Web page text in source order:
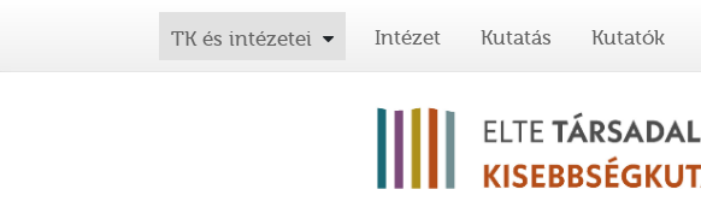
TK és intézetei Intézet Kutatás Kutatók